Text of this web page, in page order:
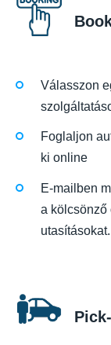
Válasszon
Foglaljon
ki online
E-mailben
a kölcsönző
utasításokat.